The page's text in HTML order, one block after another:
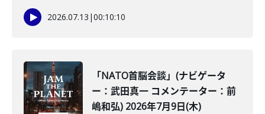
2026.07.13 |00:10:10
「NATO首脳会談」(ナビゲータ
ー：武田真一 コメンテーター：前
嶋和弘) 2026年7月9日(木)